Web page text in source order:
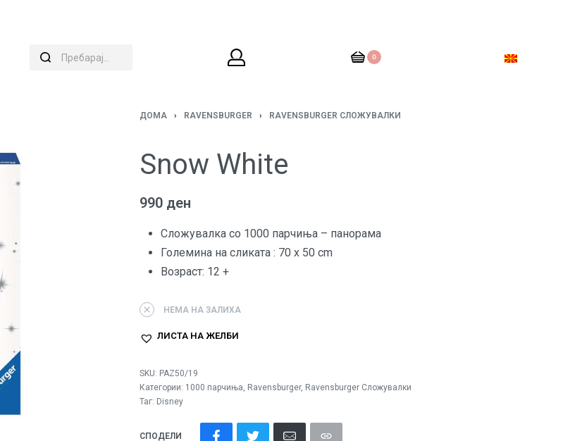
0
ДОМА › RAVENSBURGER › RAVENSBURGER СЛОЖУВАЛКИ
Snow White
990 ден
Сложувалка со 1000 парчиња – панорама
Големина на сликата : 70 x 50 cm
Возраст: 12 +
НЕМА НА ЗАЛИХА
ЛИСТА НА ЖЕЛБИ
SKU: PAZ50/19
Категории: 1000 парчиња, Ravensburger, Ravensburger Сложувалки
Таг: Disney
СПОДЕЛИ